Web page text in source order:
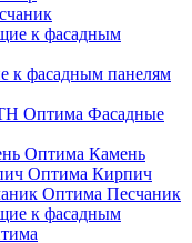
к фасадным панелям
Фасадные
Оптима Камень
Оптима Кирпич
Оптима Песчаник